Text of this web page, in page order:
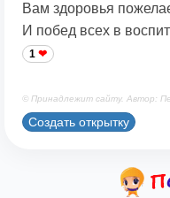
Вам здоровья
И побед всех в
1
© Принадлежит сайту. Автор:
Создать открытку